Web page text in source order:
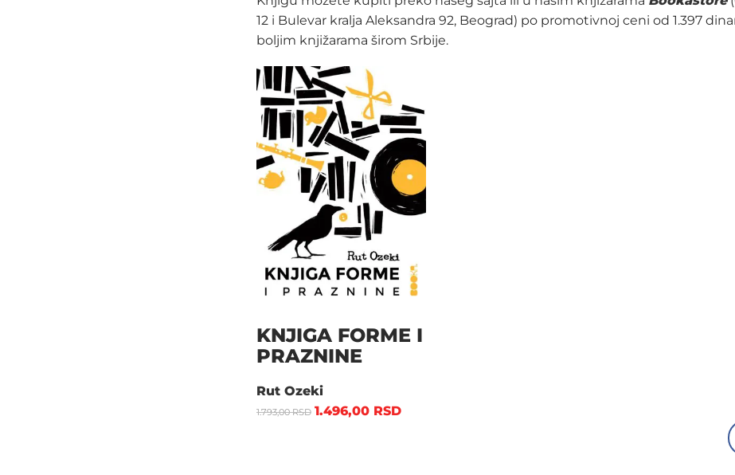
12 i Bulevar kralja Aleksandra 92, Beograd) po promotivnoj ceni od 1.397
boljim knjižarama širom Srbije.
KNJIGA FORME I
PRAZNINE
Rut Ozeki
1.793,00RSD 1.496,00 RSD